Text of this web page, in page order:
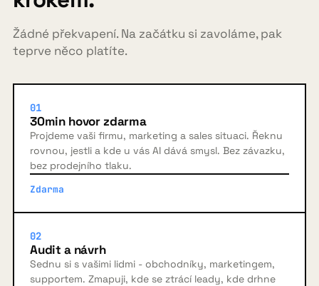
Žádné překvapení. Na začátku si zavoláme, pak
teprve něco platíte.
01
30min hovor zdarma
Projdeme vaši firmu, marketing a sales situaci. Řeknu
rovnou, jestli a kde u vás AI dává smysl. Bez závazku,
bez prodejního tlaku.
Zdarma
02
Audit a návrh
Sednu si s vašimi lidmi - obchodníky, marketingem,
supportem. Zmapuji, kde se ztrácí leady, kde drhne